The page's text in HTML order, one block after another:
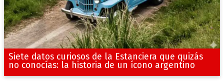
Siete datos curiosos de la Estanciera que quizás
no conocías: la historia de un ícono argentino